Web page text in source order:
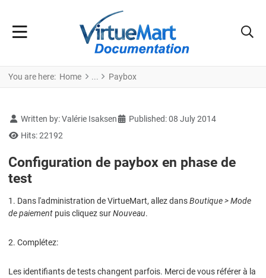
You are here: Home Paybox
Details
Written by:Valérie Isaksen
Published: 08 July 2014
Hits: 22192
Configuration de paybox en phase de
test
1. Dans l'administration de VirtueMart, allez dansBoutique > Mode
de paiement puis cliquez surNouveau.
2. Complétez:
Les identifiants de tests changent parfois. Merci de vous référer à la